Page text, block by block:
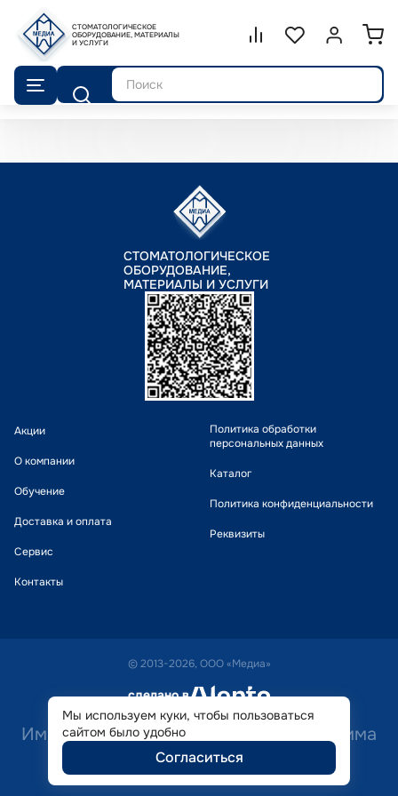
СТОМАТОЛОГИЧЕСКОЕ
ОБОРУДОВАНИЕ, МАТЕРИАЛЫ
И УСЛУГИ
Сравнение.
СписокВойти или
Поиск
СТОМАТОЛОГИЧЕСКОЕ
ОБОРУДОВАНИЕ,
МАТЕРИАЛЫ И УСЛУГИ
Акции
О компании
Обучение
Доставка и оплата
Сервис
Контакты
Политика обработки
персональных данных
Каталог
Политика конфиденциальности
Реквизиты
© 2013-2026, ООО «Медиа»
сделано в alente
Имеются противопоказания. Необходима
консультация специалиста.
Мы используем куки, чтобы пользоваться
сайтом было удобно
Согласиться